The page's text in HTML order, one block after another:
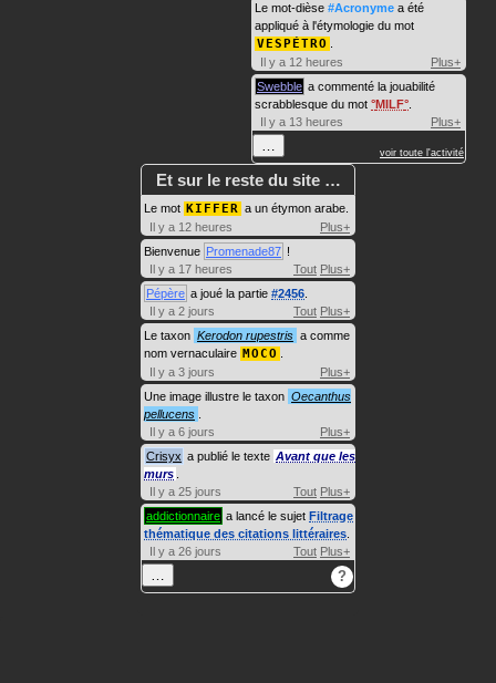
Le mot-dièse #Acronyme a été
appliqué à l'étymologie du mot
VESPÉTRO
Il y a 12 heures
Plus+
Swebble a commenté la jouabilité
scrabblesque du mot MILF
Il y a 13 heures
Plus+
… voir toute l'activité
Et sur le reste du site …
Le mot KIFFER a un étymon arabe.
Il y a 12 heures
Plus+
Bienvenue Promenade87 !
Il y a 17 heures
Tout Plus+
Pépère a joué la partie #2456
Il y a 2 jours
Tout Plus+
Le taxon Kerodon rupestris a comme
nom vernaculaire MOCO
Il y a 3 jours
Plus+
Une image illustre le taxon Oecanthus
pellucens
Il y a 6 jours
Plus+
Crisyx a publié le texte Avant que les
murs
Il y a 25 jours
Tout Plus+
addictionnaire a lancé le sujet Filtrage
thématique des citations littéraires
Il y a 26 jours
Tout Plus+
… ?